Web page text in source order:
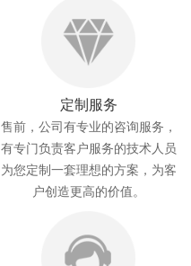
定制服务
售前，公司有专业的咨询服务，
有专门负责客户服务的技术人员
为您定制一套理想的方案，为客
户创造更高的价值。